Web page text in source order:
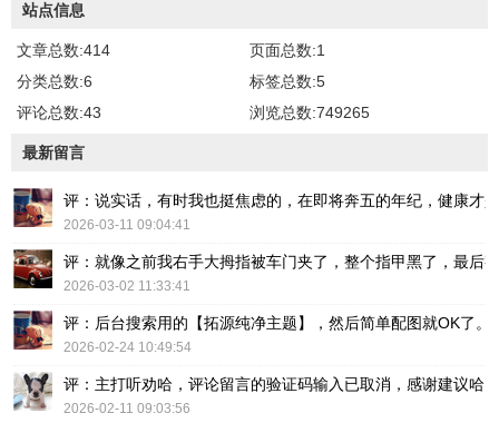
站点信息
文章总数:414
页面总数:1
分类总数:6
标签总数:5
评论总数:43
浏览总数:749265
最新留言
评：说实话，有时我也挺焦虑的，在即将奔五的年纪，健康才
2026-03-11 09:04:41
评：就像之前我右手大拇指被车门夹了，整个指甲黑了，最后
2026-03-02 11:33:41
评：后台搜索用的【拓源纯净主题】，然后简单配图就OK了。
2026-02-24 10:49:54
评：主打听劝哈，评论留言的验证码输入已取消，感谢建议哈！
2026-02-11 09:03:56